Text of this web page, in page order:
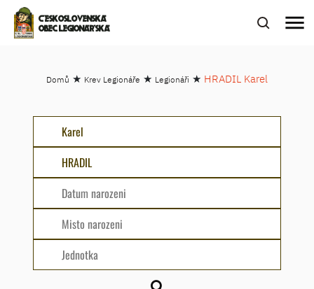
ČESKOSLOVENSKÁ
OBEC LEGIONÁŘSKÁ
menu
Domů ★ Krev Legionáře ★ Legionáři ★ HRADIL Karel